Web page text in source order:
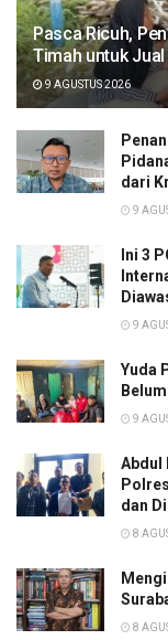
Pasca Ricuh,
Timah untuk
9 AGUSTUS 2026
dari
9
Ini 3
9
Yuda
9
Abdul
dan
8
8